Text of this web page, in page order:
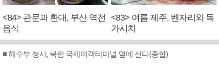
<84> 관문과 환대, 부산 역전
음식
<83> 여름 제주, 벤자리와 독
가시치
■ 해수부 청사, 북항 국제여객터미널 옆에 선다(종합)